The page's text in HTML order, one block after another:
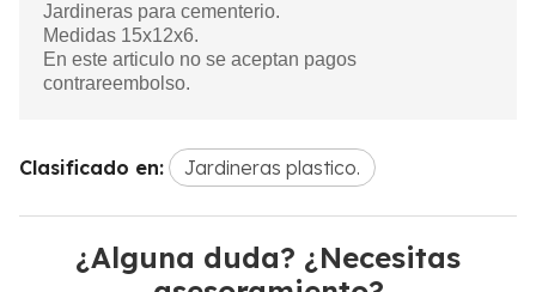
Jardineras para cementerio.
Medidas 15x12x6.
En este articulo no se aceptan pagos
contrareembolso.
Clasificado en: Jardineras plastico.
¿Alguna duda? ¿Necesitas